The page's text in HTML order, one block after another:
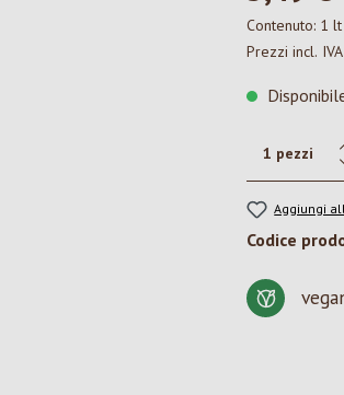
Contenuto: 1 lt
Prezzi incl.
Aggiungi
Codice